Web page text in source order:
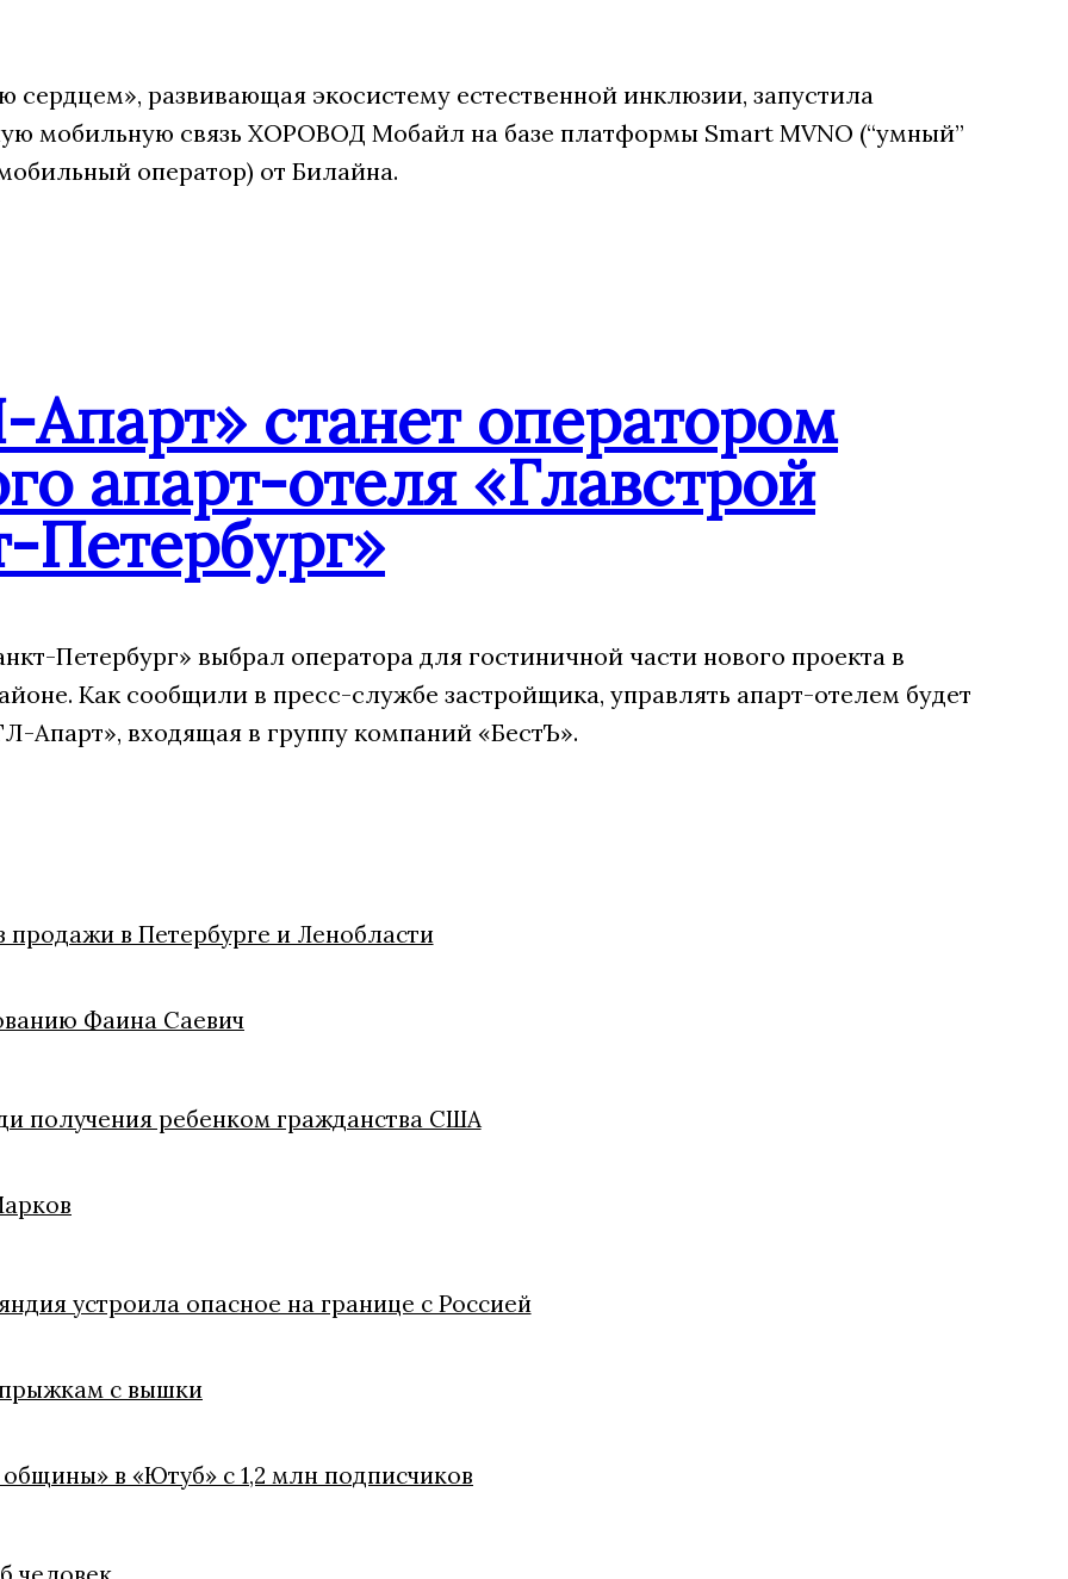
развивающая экосистему естественной инклюзии, запустила
мобильную связь ХОРОВОД Мобайл на базе платформы Smart MVNO (“умный”
оператор) от Билайна.
станет оператором
апарт-отеля «Главстрой
Петербург»
Петербург» выбрал оператора для гостиничной части нового проекта в
Как сообщили в пресс-службе застройщика, управлять апарт-отелем будет
Апарт», входящая в группу компаний «БестЪ».
продажи в Петербурге и Ленобласти
Фаина Саевич
получения ребенком гражданства США
устроила опасное на границе с Россией
с вышки
в «Ютуб» с 1,2 млн подписчиков